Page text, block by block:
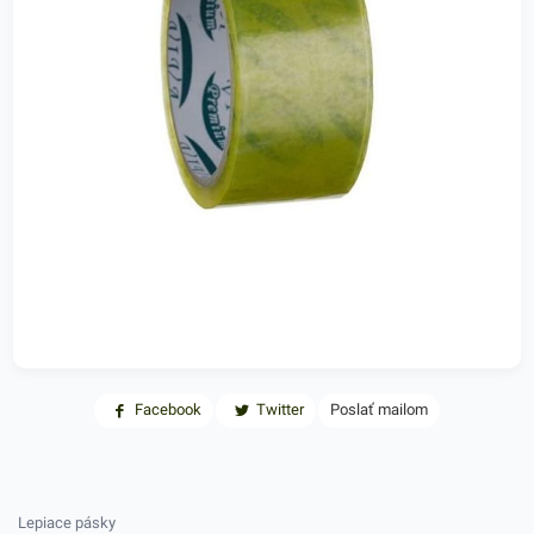
Facebook Twitter Poslať mailom
Lepiace pásky